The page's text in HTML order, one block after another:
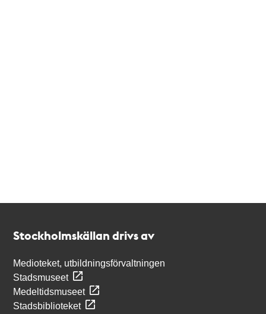
Stockholmskällan drivs av
Medioteket, utbildningsförvaltningen
Stadsmuseet
Medeltidsmuseet
Stadsbiblioteket